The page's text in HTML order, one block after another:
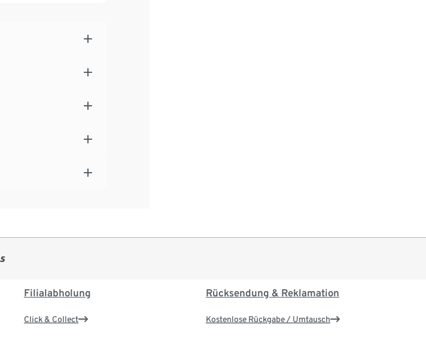
Filialabholung
Click & Collect
Rücksendung & Reklamation
Kostenlose Rückgabe / Umtausch